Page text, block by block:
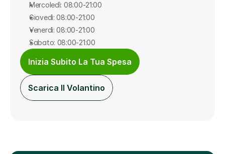
Mercoledì: 08:00-21:00
Giovedì: 08:00-21:00
Venerdì: 08:00-21:00
Sabato: 08:00-21:00
Inizia Subito La Tua Spesa
Scarica Il Volantino